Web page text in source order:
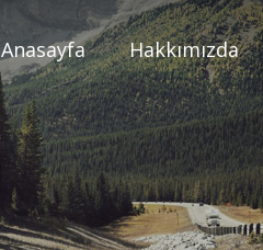
Anasayfa Hakkımızda